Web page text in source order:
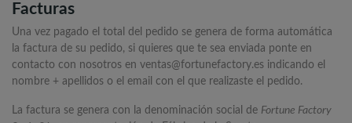
Facturas
Una vez pagado el total del pedido se genera de forma automática
la factura de su pedido, si quieres que te sea enviada ponte en
contacto con nosotros en ventas@fortunefactory.es indicando el
nombre + apellidos o el email con el que realizaste el pedido.
La factura se genera con la denominación social de Fortune Factory